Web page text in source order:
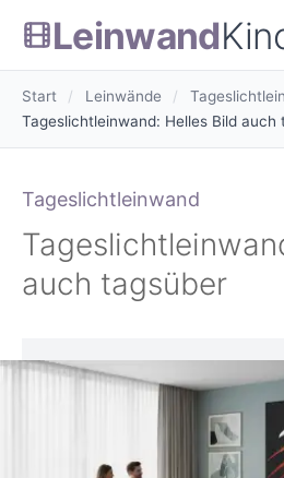
Leinwand
Start / Leinwände /
Tageslichtleinwand: Helles Bild auch
Tageslichtleinwand
auch tagsüber